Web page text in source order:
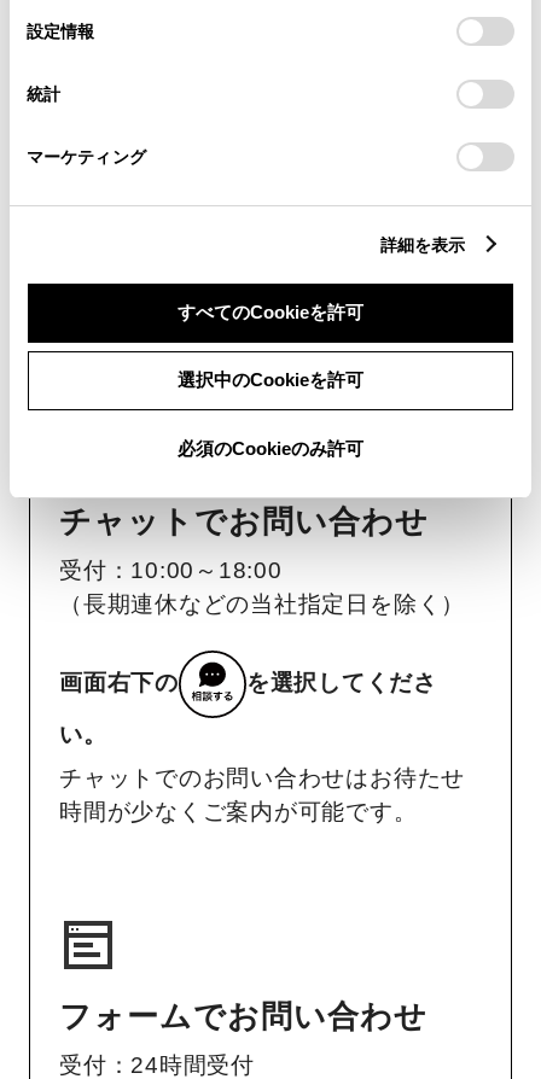
デバイスにすべてのCookie(クッキー)が保存されることに同
意したことになります。Cookie(クッキー)のオプトアウト、
設定の変更、同意を撤回したりするにあたっては、当社の
「Cookie（クッキー）情報の取り扱いについて
」をご覧くだ
設定情報
統計
マーケティング
詳細を表示
すべてのCookieを許可
選択中のCookieを許可
必須のCookieのみ許可
等
おクルマに関するお問い合わせ
用意いただくとスムーズな対応
が可能です。
チャットでお問い合わせ
受付：10:00～18:00
（長期連休などの当社指定日を除く）
画面右下の を選択してくださ
い。
チャットでのお問い合わせはお待たせ
時間が少なくご案内が可能です。
フォームでお問い合わせ
受付：24時間受付